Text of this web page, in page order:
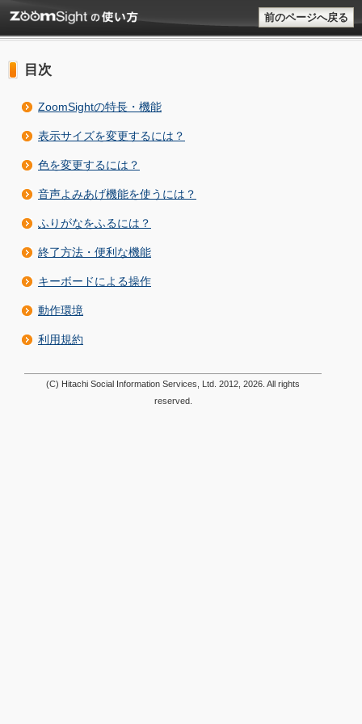
前のページへ戻る
目次
ZoomSightの特長・機能
表示サイズを変更するには？
色を変更するには？
音声よみあげ機能を使うには？
ふりがなをふるには？
終了方法・便利な機能
キーボードによる操作
動作環境
利用規約
(C) Hitachi Social Information Services, Ltd. 2012, 2026. All rights
reserved.